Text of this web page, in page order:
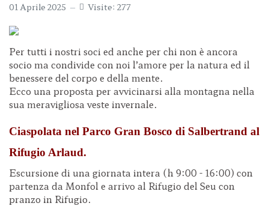
01 Aprile 2025
Visite: 277
Per tutti i nostri soci ed anche per chi non è ancora
socio ma condivide con noi l’amore per la natura ed il
benessere del corpo e della mente.
Ecco una proposta per avvicinarsi alla montagna nella
sua meravigliosa veste invernale.
Ciaspolata nel Parco Gran Bosco di Salbertrand al
Rifugio Arlaud.
Escursione di una giornata intera (h 9:00 - 16:00) con
partenza da Monfol e arrivo al Rifugio del Seu con
pranzo in Rifugio.